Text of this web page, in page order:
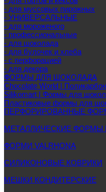
- для муссовых пирожных
- УНИВЕРСАЛЬНЫЕ
- для мороженого
- профессиональные
- для шоколада
- для булочек и хлеба
- с перфорацией
- для декора
ФОРМЫ ДЛЯ ШОКОЛАДА
Chocolate World |
Silikomart | Формы для
Пластиковые формы для
ПЕРФОРИРОВАННЫЕ
МЕТАЛЛИЧЕСКИЕ ФОРМЫ
ФОРМИ VALRHONA
СИЛИКОНОВЫЕ КОВРИКИ
МЕШКИ КОНДИТЕРСКИЕ